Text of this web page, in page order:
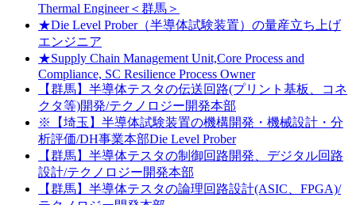
Thermal Engineer＜群馬＞
★Die Level Prober（半導体試験装置）の量産立ち上げ
エンジニア
★Supply Chain Management Unit,Core Process and
Compliance, SC Resilience Process Owner
【群馬】半導体テスタの伝送回路(プリント基板、コネ
クタ等)開発/テクノロジー開発本部
※【埼玉】半導体試験装置の機構開発・機械設計・分
析評価/DH事業本部Die Level Prober
【群馬】半導体テスタの制御回路開発、デジタル回路
設計/テクノロジー開発本部
【群馬】半導体テスタの論理回路設計(ASIC、FPGA)/